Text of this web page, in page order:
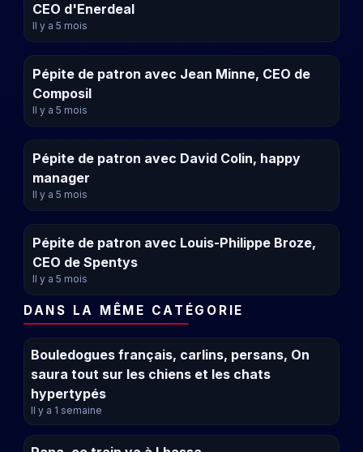
CEO d'Enerdeal
Il y a 5 mois
Pépite de patron avec Jean Minne, CEO de
Composil
Il y a 5 mois
Pépite de patron avec David Colin, happy
manager
Il y a 5 mois
Pépite de patron avec Louis-Philippe Broze,
CEO de Spentys
Il y a 5 mois
DANS LA MÊME CATÉGORIE
Bouledogues français, carlins, persans, On
saura tout sur les chiens et les chats
hypertypés
Il y a 1 semaine